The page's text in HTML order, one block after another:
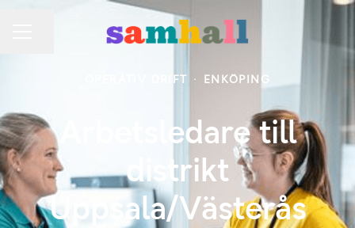
OPERATIV DRIFT · ENKÖPING
Arbetsledare till
distrikt
Uppsala/Västerås